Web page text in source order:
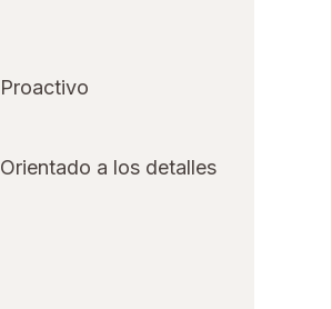
Proactivo
Orientado a los detalles